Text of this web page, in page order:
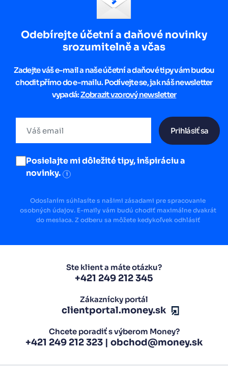
Odebírejte účetní a daňové novinky
srozumitelně a včas
Zadejte váš e-mail a naše účetní a daňové tipy vám budou
chodit přímo do e-mailu. Podívejte se, jak náš newsletter
vypadá:Zobrazit vzorový newsletter
Prihlásiť sa
Posielajte mi dôležité tipy, inšpiráciu a
novinky.
i
Odoslaním súhlasíte s našimi zásadami pre spracovanie
osobných údajov. E-maily vám budú chodiť maximálne dvakrát
do mesiaca. Z odberu sa môžete kedykoľvek odhlásiť
Ste klient a máte otázku?
+421 249 212 345
Zákaznícky portál
clientportal.money.sk
Chcete poradiť s výberom Money?
+421 249 212 323| obchod@money.sk